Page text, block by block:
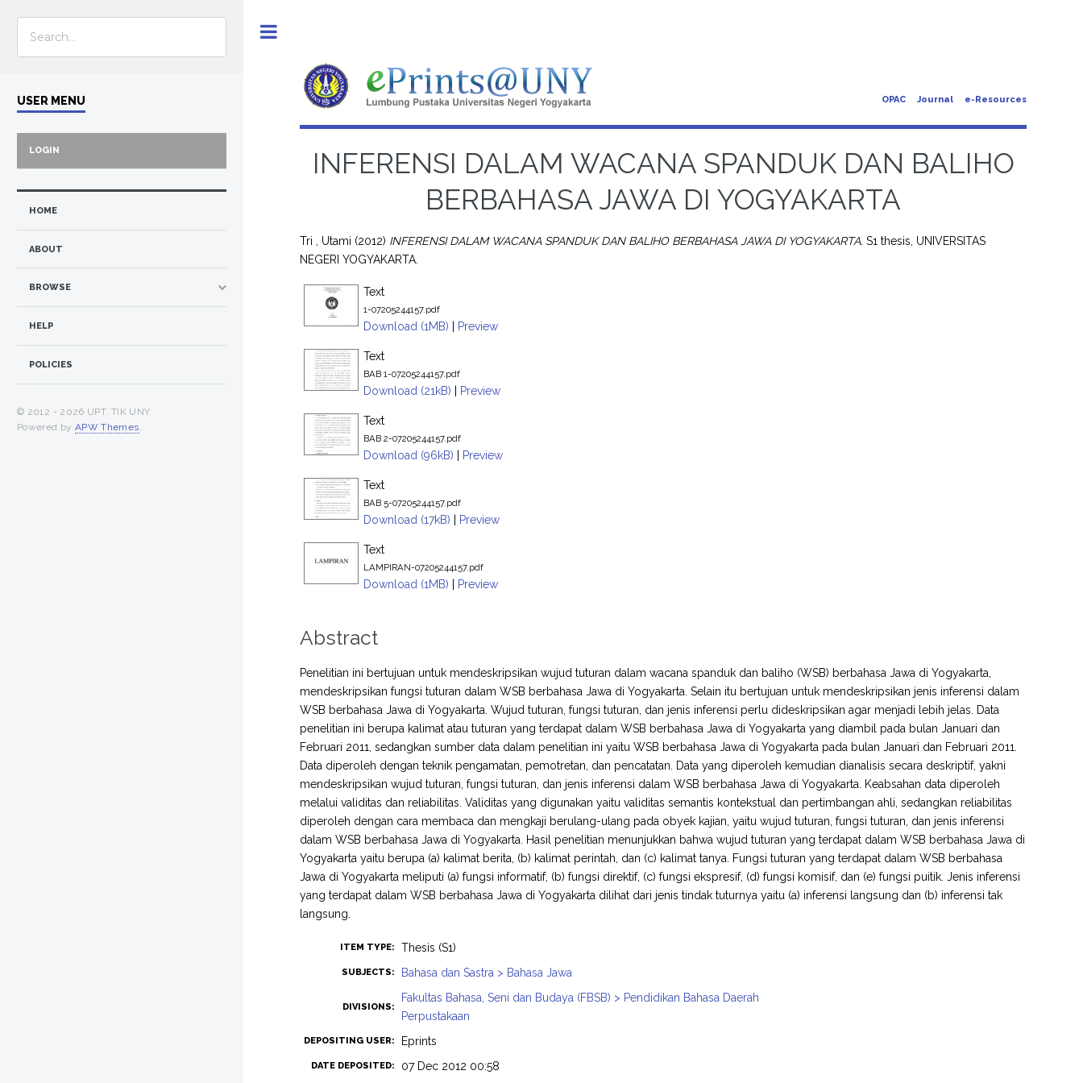
OPAC Journal e-Resources
INFERENSI DALAM WACANA SPANDUK DAN BALIHO
BERBAHASA JAWA DI YOGYAKARTA
Tri , Utami (2012) INFERENSI DALAM WACANA SPANDUK DAN BALIHO BERBAHASA JAWA DI YOGYAKARTA. S1 thesis, UNIVERSITAS
NEGERI YOGYAKARTA.
Text
1-07205244157.pdf
Download (1MB) | Preview
Text
BAB 1-07205244157.pdf
Download (21kB) | Preview
Text
BAB 2-07205244157.pdf
Download (96kB) | Preview
Text
BAB 5-07205244157.pdf
Download (17kB) | Preview
Text
LAMPIRAN-07205244157.pdf
Download (1MB) | Preview
Abstract
Penelitian ini bertujuan untuk mendeskripsikan wujud tuturan dalam wacana spanduk dan baliho (WSB) berbahasa Jawa di Yogyakarta,
mendeskripsikan fungsi tuturan dalam WSB berbahasa Jawa di Yogyakarta. Selain itu bertujuan untuk mendeskripsikan jenis inferensi dalam
WSB berbahasa Jawa di Yogyakarta. Wujud tuturan, fungsi tuturan, dan jenis inferensi perlu dideskripsikan agar menjadi lebih jelas. Data
penelitian ini berupa kalimat atau tuturan yang terdapat dalam WSB berbahasa Jawa di Yogyakarta yang diambil pada bulan Januari dan
Februari 2011, sedangkan sumber data dalam penelitian ini yaitu WSB berbahasa Jawa di Yogyakarta pada bulan Januari dan Februari 2011.
Data diperoleh dengan teknik pengamatan, pemotretan, dan pencatatan. Data yang diperoleh kemudian dianalisis secara deskriptif, yakni
mendeskripsikan wujud tuturan, fungsi tuturan, dan jenis inferensi dalam WSB berbahasa Jawa di Yogyakarta. Keabsahan data diperoleh
melalui validitas dan reliabilitas. Validitas yang digunakan yaitu validitas semantis kontekstual dan pertimbangan ahli, sedangkan reliabilitas
diperoleh dengan cara membaca dan mengkaji berulang-ulang pada obyek kajian, yaitu wujud tuturan, fungsi tuturan, dan jenis inferensi
dalam WSB berbahasa Jawa di Yogyakarta. Hasil penelitian menunjukkan bahwa wujud tuturan yang terdapat dalam WSB berbahasa Jawa di
Yogyakarta yaitu berupa (a) kalimat berita, (b) kalimat perintah, dan (c) kalimat tanya. Fungsi tuturan yang terdapat dalam WSB berbahasa
Jawa di Yogyakarta meliputi (a) fungsi informatif, (b) fungsi direktif, (c) fungsi ekspresif, (d) fungsi komisif, dan (e) fungsi puitik. Jenis inferensi
yang terdapat dalam WSB berbahasa Jawa di Yogyakarta dilihat dari jenis tindak tuturnya yaitu (a) inferensi langsung dan (b) inferensi tak
langsung.
ITEM TYPE: Thesis (S1)
SUBJECTS: Bahasa dan Sastra > Bahasa Jawa
DIVISIONS:
Fakultas Bahasa, Seni dan Budaya (FBSB) > Pendidikan Bahasa Daerah
Perpustakaan
DEPOSITING USER: Eprints
DATE DEPOSITED: 07 Dec 2012 00:58
USER MENU
LOGIN
HOME
ABOUT
BROWSE
HELP
POLICIES
© 2012 - 2026 UPT. TIK UNY
Powered by APW Themes